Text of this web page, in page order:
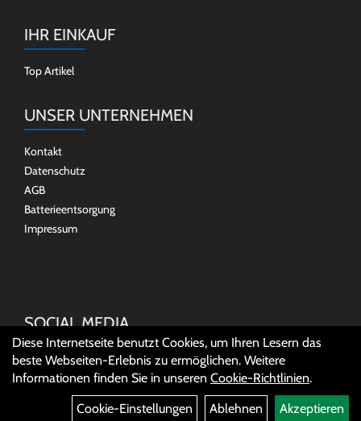
IHR EINKAUF
Top Artikel
UNSER UNTERNEHMEN
Kontakt
Datenschutz
AGB
Batterieentsorgung
Impressum
SOCIAL MEDIA
Diese Internetseite benutzt Cookies, um Ihren Lesern das
beste Webseiten-Erlebnis zu ermöglichen. Weitere
Informationen finden Sie in unseren Cookie-Richtlinien.
Cookie-Einstellungen
Ablehnen Akzeptieren